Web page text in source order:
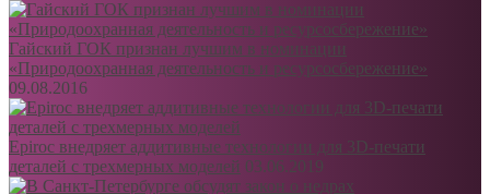
Гайский ГОК признан лучшим в номинации
«Природоохранная деятельность и ресурсосбережение»
09.08.2016
Epiroc внедряет аддитивные технологии для 3D-печати
деталей с трехмерных моделей 03.06.2019